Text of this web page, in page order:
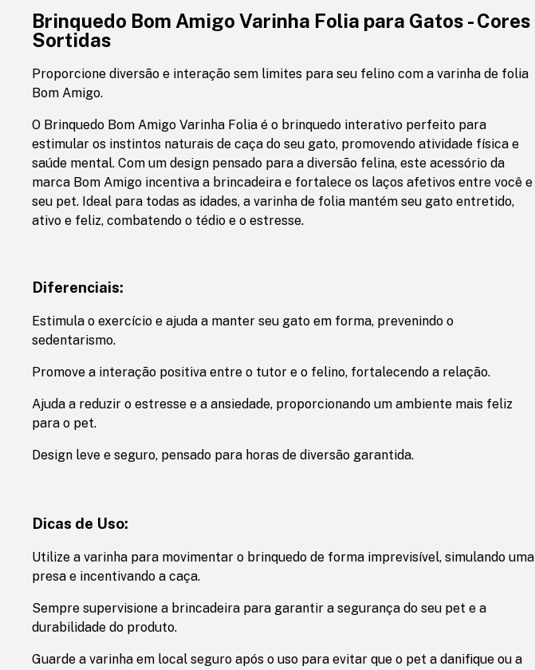
Brinquedo Bom Amigo Varinha Folia para Gatos - Cores
Sortidas
Proporcione diversão e interação sem limites para seu felino com a varinha de folia
Bom Amigo.
O Brinquedo Bom Amigo Varinha Folia é o brinquedo interativo perfeito para
estimular os instintos naturais de caça do seu gato, promovendo atividade física e
saúde mental. Com um design pensado para a diversão felina, este acessório da
marca Bom Amigo incentiva a brincadeira e fortalece os laços afetivos entre você e
seu pet. Ideal para todas as idades, a varinha de folia mantém seu gato entretido,
ativo e feliz, combatendo o tédio e o estresse.
Diferenciais:
Estimula o exercício e ajuda a manter seu gato em forma, prevenindo o
sedentarismo.
Promove a interação positiva entre o tutor e o felino, fortalecendo a relação.
Ajuda a reduzir o estresse e a ansiedade, proporcionando um ambiente mais feliz
para o pet.
Design leve e seguro, pensado para horas de diversão garantida.
Dicas de Uso:
Utilize a varinha para movimentar o brinquedo de forma imprevisível, simulando uma
presa e incentivando a caça.
Sempre supervisione a brincadeira para garantir a segurança do seu pet e a
durabilidade do produto.
Guarde a varinha em local seguro após o uso para evitar que o pet a danifique ou a